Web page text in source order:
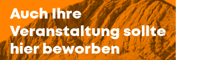
Auch Ihre
Veranstaltung sollte
hier beworben